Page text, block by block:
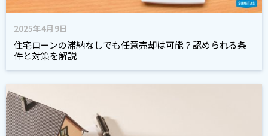
2025年4月9日
住宅ローンの滞納なしでも任意売却は可能？認められる条
件と対策を解説